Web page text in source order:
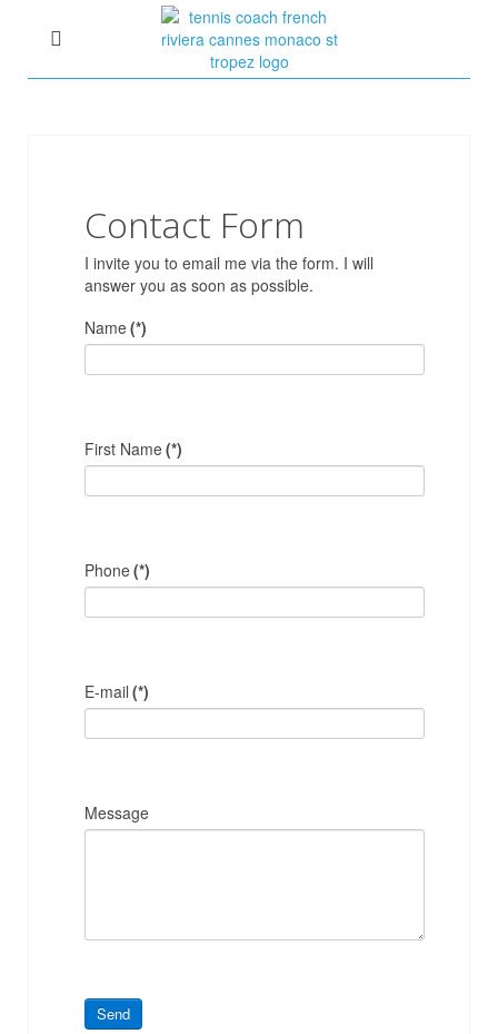
Contact Form
I invite you to email me via the form. I will
answer you as soon as possible.
Name(*)
First Name(*)
Phone(*)
E-mail (*)
Message
Send